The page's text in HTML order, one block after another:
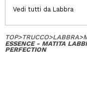
Vedi tutti da Labbra
TOP>TRUCCO>LABBRA>
ESSENCE - MATITA
PERFECTION